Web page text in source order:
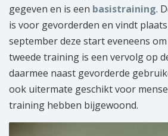
gegeven en is een basistraining.
is voor gevorderden en vindt
september deze start eveneens om
tweede training is een vervolg op
daarmee naast gevorderde
ook uitermate geschikt voor
training hebben bijgewoond.